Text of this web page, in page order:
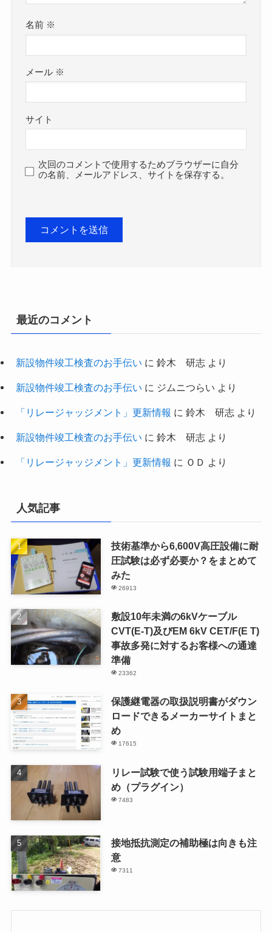
名前 ※
メール ※
サイト
次回のコメントで使用するためブラウザーに自分
の名前、メールアドレス、サイトを保存する。
最近のコメント
新設物件竣工検査のお手伝い に 鈴木 研志より
新設物件竣工検査のお手伝い に ジムニつらい より
「リレージャッジメント」更新情報 に 鈴木 研志より
新設物件竣工検査のお手伝い に 鈴木 研志より
「リレージャッジメント」更新情報 に ＯＤ より
人気記事
技術基準から6,600V高圧設備に耐
圧試験は必ず必要か？をまとめて
みた
26913
敷設10年未満の6kVケーブル
CVT(E-T)及びEM 6kV CET/F(E T)
事故多発に対するお客様への通達
準備
23362
保護継電器の取扱説明書がダウン
ロードできるメーカーサイトまと
め
17615
リレー試験で使う試験用端子まと
め（プラグイン）
7483
接地抵抗測定の補助極は向きも注
意
7311